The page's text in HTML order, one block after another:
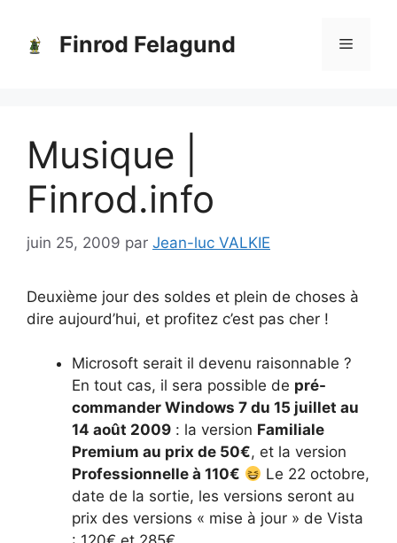
contenu
Finrod Felagund Menu
Musique |
Finrod.info
juin 25, 2009 par Jean-luc VALKIE
Deuxième jour des soldes et plein de choses à
dire aujourd’hui, et profitez c’est pas cher !
Microsoft serait il devenu raisonnable ?
En tout cas, il sera possible de pré-
commander Windows 7 du 15 juillet au
14 août 2009 : la version Familiale
Premium au prix de 50€, et la version
Professionnelle à 110€
Le 22 octobre,
date de la sortie, les versions seront au
prix des versions « mise à jour » de Vista